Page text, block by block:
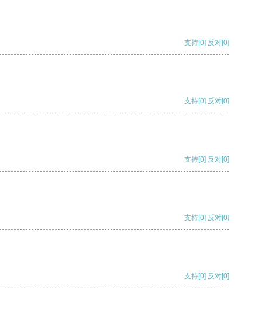
支持[0] 反对[0]
支持[0] 反对[0]
支持[0] 反对[0]
支持[0] 反对[0]
支持[0] 反对[0]